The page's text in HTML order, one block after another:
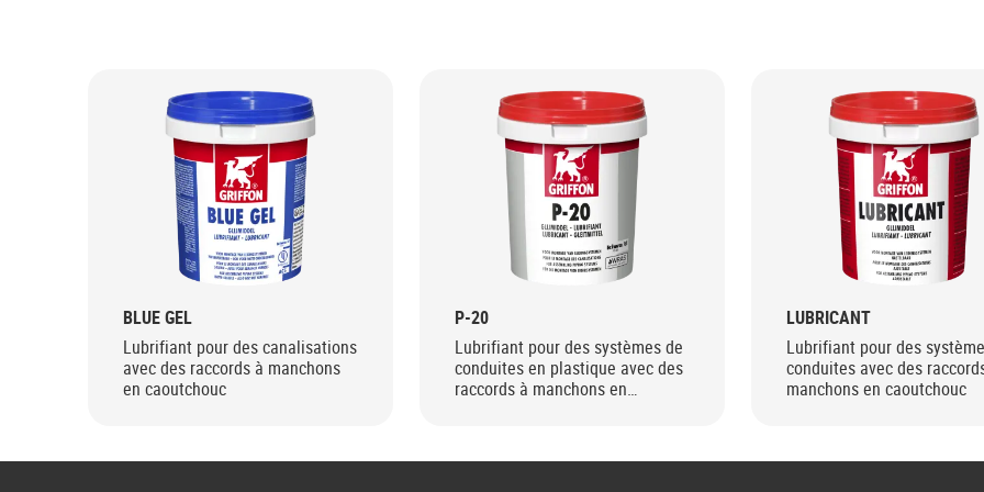
BLUE GEL
Lubrifiant pour des canalisations
avec des raccords à manchons
en caoutchouc
P-20
Lubrifiant pour des systèmes de
conduites en plastique avec des
raccords à manchons en
LUBRICANT
Lubrifiant pour des
conduites avec des
manchons en caoutchouc